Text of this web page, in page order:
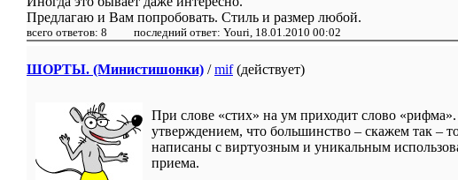
Предлагаю и Вам попробовать. Стиль и размер любой.
всего ответов: 8 последний ответ: Youri, 18.01.2010 00:02
ШОРТЫ. (Министишонки) /mif(действует)
При слове «стих» на ум приходит слово
утверждением, что большинство – скажем так –
написаны с виртуозным и уникальным
приема.